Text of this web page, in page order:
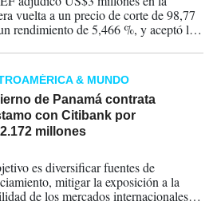
vuelta a un precio de corte de 98,77
rendimiento de 5,466 %, y aceptó la
millones, totalizando una
de US$23,5 millones.
& MUNDO
de Panamá contrata
con Citibank por
millones
es diversificar fuentes de
mitigar la exposición a la
de los mercados internacionales y